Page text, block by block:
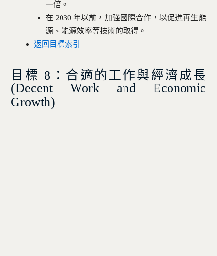
一倍。
在 2030 年以前，加強國際合作，以促進再生能
源、能源效率等技術的取得。
返回目標索引
目標 8：合適的工作與經濟成長
(Decent Work and Economic
Growth)